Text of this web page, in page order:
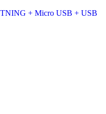
+ Micro USB + USB